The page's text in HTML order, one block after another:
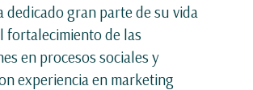
dedicado gran parte de su vida
fortalecimiento de las
en procesos sociales y
experiencia en marketing